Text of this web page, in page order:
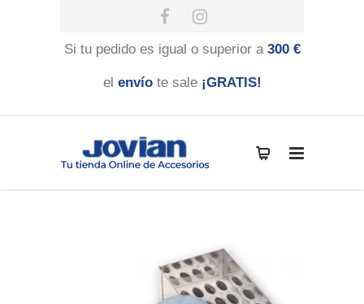
Si tu pedido es igual o superior a300 €
el envíote sale ¡GRATIS!